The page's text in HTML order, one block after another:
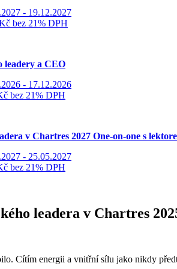
- 19.12.2027
bez 21% DPH
leadery a CEO
- 17.12.2026
bez 21% DPH
v Chartres 2027 One-on-one s
- 25.05.2027
bez 21% DPH
leadera v Chartres
Cítím energii a vnitřní sílu jako nikdy